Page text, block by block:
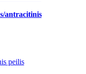
antracitinis